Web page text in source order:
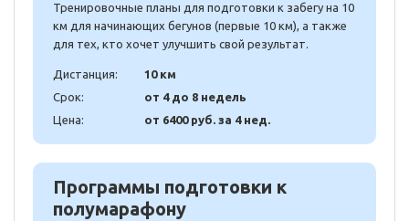
Тренировочные планы для подготовки к забегу на 10
км для начинающих бегунов (первые 10 км), а также
для тех, кто хочет улучшить свой результат.
Дистанция:
10 км
Срок:
от 4 до 8 недель
Цена:
от 6400 руб. за 4 нед.
Программы подготовки к
полумарафону